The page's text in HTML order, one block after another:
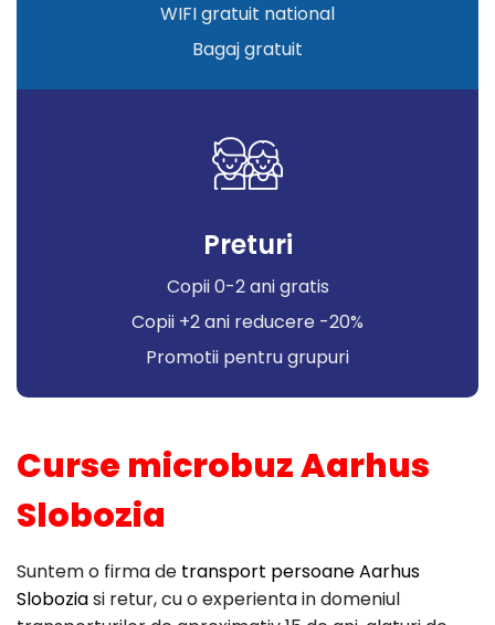
WIFI gratuit national
Bagaj gratuit
Preturi
Copii 0-2 ani gratis
Copii +2 ani reducere -20%
Promotii pentru grupuri
Curse microbuz Aarhus
Slobozia
Suntem o firma de transport persoane Aarhus
Sloboziasi retur, cu o experienta in domeniul